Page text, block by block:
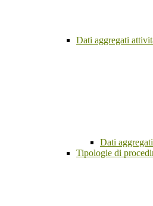
Dati aggregati
Dati
Tipologie di